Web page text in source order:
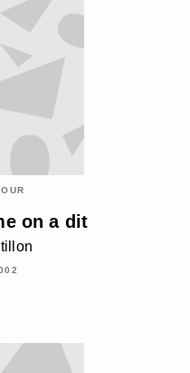
on a dit